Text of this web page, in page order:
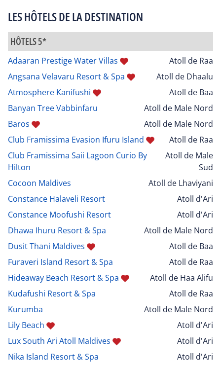
LES HÔTELS DE LA DESTINATION
HÔTELS 5*
Adaaran Prestige Water Villas
Atoll de Raa
Angsana Velavaru Resort & Spa
Atoll de Dhaalu
Atmosphere Kanifushi
Atoll de Baa
Banyan Tree Vabbinfaru
Atoll de Male Nord
Baros
Atoll de Male Nord
Club Framissima Evasion Ifuru Island
Atoll de Raa
Club Framissima Saii Lagoon Curio By
Hilton
Atoll de Male
Sud
Cocoon Maldives
Atoll de Lhaviyani
Constance Halaveli Resort
Atoll d'Ari
Constance Moofushi Resort
Atoll d'Ari
Dhawa Ihuru Resort & Spa
Atoll de Male Nord
Dusit Thani Maldives
Atoll de Baa
Furaveri Island Resort & Spa
Atoll de Raa
Hideaway Beach Resort & Spa
Atoll de Haa Alifu
Kudafushi Resort & Spa
Atoll de Raa
Kurumba
Atoll de Male Nord
Lily Beach
Atoll d'Ari
Lux South Ari Atoll Maldives
Atoll d'Ari
Nika Island Resort & Spa
Atoll d'Ari